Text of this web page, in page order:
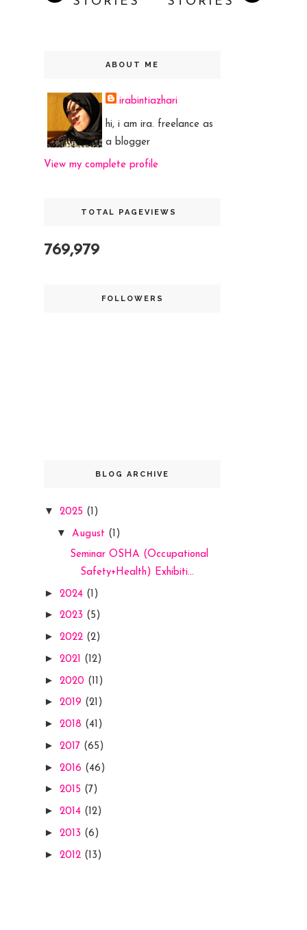
ABOUT ME
irabintiazhari
hi, i am ira. freelance as
a blogger
View my complete profile
TOTAL PAGEVIEWS
769,979
FOLLOWERS
BLOG ARCHIVE
▼ 2025 (1)
▼ August (1)
Seminar OSHA (Occupational
Safety+Health) Exhibiti...
► 2024 (1)
► 2023 (5)
► 2022 (2)
► 2021 (12)
► 2020 (11)
► 2019 (21)
► 2018 (41)
► 2017 (65)
► 2016 (46)
► 2015 (7)
► 2014 (12)
► 2013 (6)
► 2012 (13)